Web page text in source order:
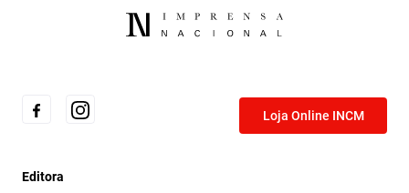
Loja Online INCM
Editora